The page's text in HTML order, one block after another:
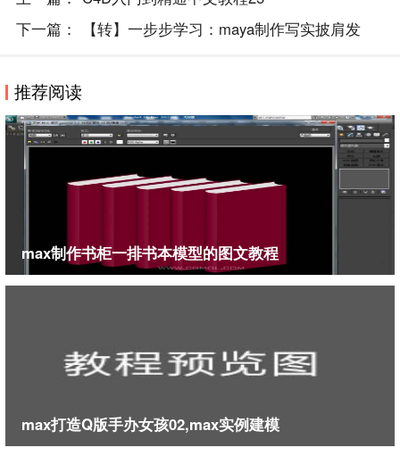
下一篇：
【转】一步步学习：maya制作写实披肩发
推荐阅读
max制作书柜一排书本模型的图文教程
max打造Q版手办女孩02,max实例建模